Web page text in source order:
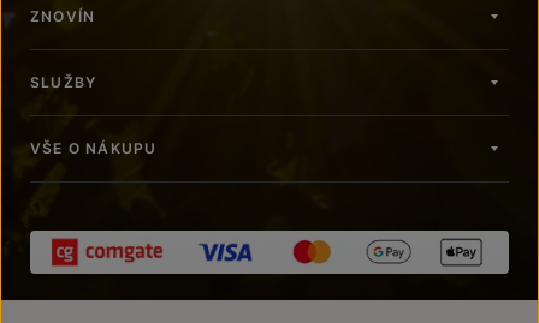
ZNOVÍN
SLUŽBY
VŠE O NÁKUPU